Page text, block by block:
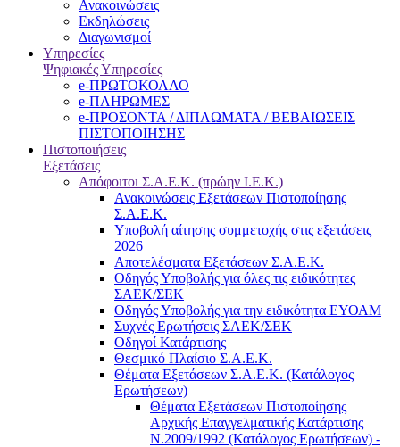
Ανακοινώσεις
Εκδηλώσεις
Διαγωνισμοί
Υπηρεσίες
Ψηφιακές Υπηρεσίες
e-ΠΡΩΤΟΚΟΛΛΟ
e-ΠΛΗΡΩΜΕΣ
e-ΠΡΟΣΟΝΤΑ / ΔΙΠΛΩΜΑΤΑ / ΒΕΒΑΙΩΣΕΙΣ
ΠΙΣΤΟΠΟΙΗΣΗΣ
Πιστοποιήσεις
Εξετάσεις
Απόφοιτοι Σ.Α.Ε.Κ. (πρώην Ι.Ε.Κ.)
Ανακοινώσεις Εξετάσεων Πιστοποίησης
Σ.Α.Ε.Κ.
Υποβολή αίτησης συμμετοχής στις εξετάσεις
2026
Αποτελέσματα Εξετάσεων Σ.Α.Ε.Κ.
Οδηγός Υποβολής για όλες τις ειδικότητες
ΣΑΕΚ/ΣΕΚ
Οδηγός Υποβολής για την ειδικότητα ΕΥΟΑΜ
Συχνές Ερωτήσεις ΣΑΕΚ/ΣΕΚ
Οδηγοί Κατάρτισης
Θεσμικό Πλαίσιο Σ.Α.Ε.Κ.
Θέματα Εξετάσεων Σ.Α.Ε.Κ. (Κατάλογος
Ερωτήσεων)
Θέματα Εξετάσεων Πιστοποίησης
Αρχικής Επαγγελματικής Κατάρτισης
Ν.2009/1992 (Κατάλογος Ερωτήσεων) -